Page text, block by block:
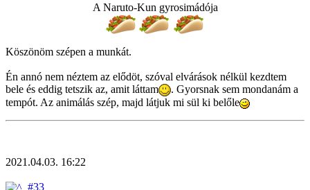
A Naruto-Kun gyrosimádója
Köszönöm szépen a munkát.
Én annó nem néztem az elődöt, szóval elvárások nélkül kezdtem
bele és eddig tetszik az, amit láttam
. Gyorsnak sem mondanám a
tempót. Az animálás szép, majd látjuk mi sül ki belőle
2021.04.03. 16:22
#33